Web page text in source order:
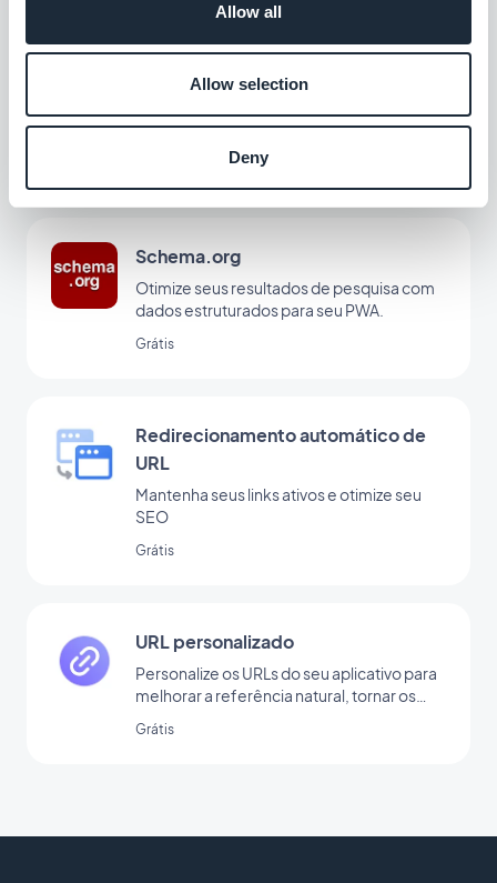
Allow all
Allow selection
Deny
Nome de domínio personalizado
um domínio exclusivo para seu Progressive
Schema.org
Otimize seus resultados de pesquisa com
dados estruturados para seu PWA.
Grátis
Redirecionamento automático de
URL
Mantenha seus links ativos e otimize seu
SEO
Grátis
URL personalizado
Personalize os URLs do seu aplicativo para
melhorar a referência natural, tornar os
compartilhamento.
Grátis